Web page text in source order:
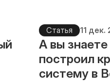
Статья 11 дек.
А вы знаете
построил
систему в